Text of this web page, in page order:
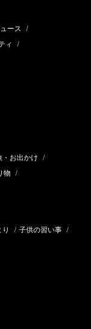
ース /
ィ /
・お出かけ /
物 /
/ 子供の習い事 /